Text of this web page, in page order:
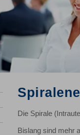
Die Spirale
Bislang sind mehr